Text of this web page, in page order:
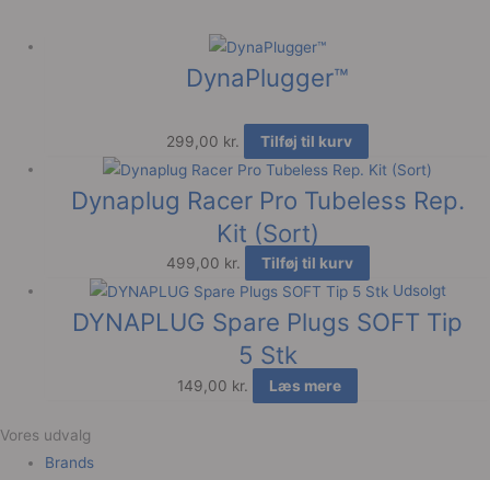
DynaPlugger™
299,00 kr. Tilføj til kurv
Dynaplug Racer Pro Tubeless Rep.
Kit (Sort)
499,00 kr.
Tilføj til kurv
Udsolgt
DYNAPLUG Spare Plugs SOFT Tip
5 Stk
149,00 kr. Læs mere
Vores udvalg
Brands